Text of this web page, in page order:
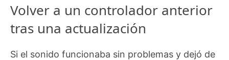
Volver a un controlador anterior
tras una actualización
Si el sonido funcionaba sin problemas y dejó de